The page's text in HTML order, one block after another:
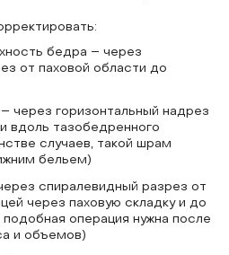
бедра – через
от паховой области до
через горизонтальный надрез
вдоль тазобедренного
случаев, такой шрам
бельем)
спиралевидный разрез от
через паховую складку и до
операция нужна после
и объемов)